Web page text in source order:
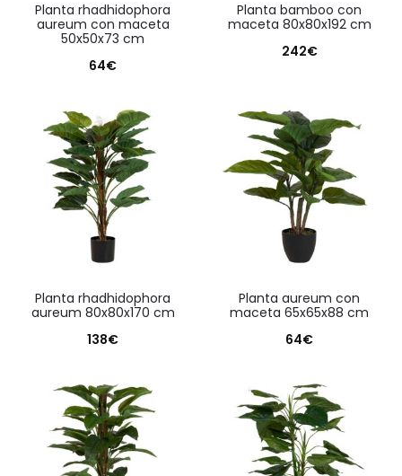
planta rhadhidophora
aureum con maceta
50x50x73 cm
64€
planta bamboo con
maceta 80x80x192 cm
242€
planta rhadhidophora
aureum 80x80x170 cm
138€
planta aureum con
maceta 65x65x88 cm
64€